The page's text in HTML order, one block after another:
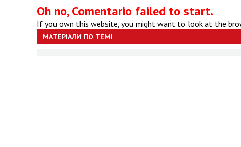
Oh no, Comentario failed to start.
If you own this website, you might want to look at the
МАТЕРІАЛИ ПО ТЕМІ